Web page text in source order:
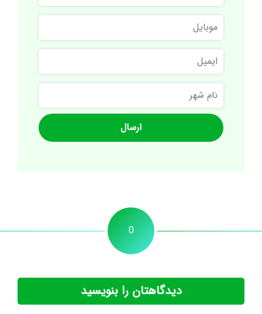
نام
خانوادگی
موبایل
ایمیل
نام
شهر
0
دیدگاهتان را بنویسید